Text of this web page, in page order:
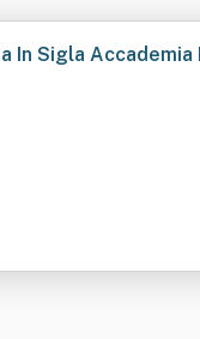
Sigla Accademia